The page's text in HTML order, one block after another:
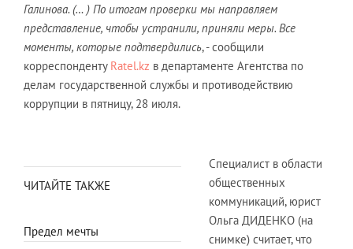
Галинова. (… ) По итогам проверки мы направляем
представление, чтобы устранили, приняли меры. Все
моменты, которые подтвердились, - сообщили
корреспонденту Ratel.kz в департаменте Агентства по
делам государственной службы и противодействию
коррупции в пятницу, 28 июля.
ЧИТАЙТЕ ТАКЖЕ
Предел мечты
Специалист в области
общественных
коммуникаций, юрист
Ольга ДИДЕНКО (на
снимке) считает, что